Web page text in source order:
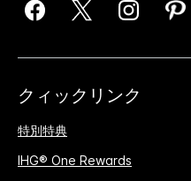
クィックリンク
特別特典
IHG® One Rewards